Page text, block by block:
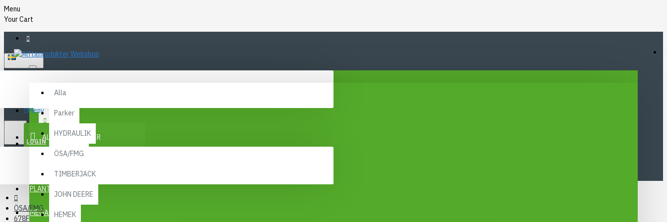
Menu
Your Cart
SEK
Alla
Parker
HYDRAULIK
ÖSA/FMG
TIMBERJACK
JOHN DEERE
HEMEK
KONTAKT
Meny
ALLA KATEGORIER
PLANTMA X
MEGA MENY
LOGIN
REGISTER
ÖSA/FMG
678F